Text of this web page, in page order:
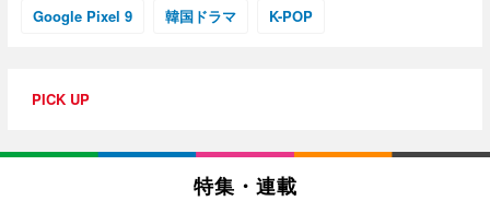
Google Pixel 9 韓国ドラマ K-POP
PICK UP
特集・連載